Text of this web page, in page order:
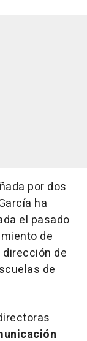
por dos
ha
el pasado
de
de
de